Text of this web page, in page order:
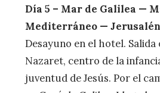
Día 5 – Mar de Galilea —
Mediterráneo — Jerusalén
Desayuno en el hotel. Salida
Nazaret, centro de la
juventud de Jesús. Por el